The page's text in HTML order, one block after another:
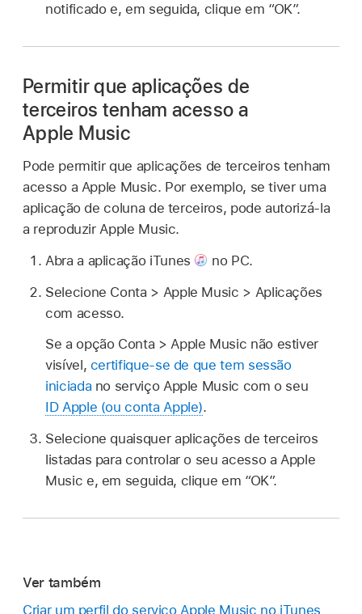
notificado e, em seguida, clique em “OK”.
Permitir que aplicações de
terceiros tenham acesso a
Apple Music
Pode permitir que aplicações de terceiros tenham
acesso a Apple Music. Por exemplo, se tiver uma
aplicação de coluna de terceiros, pode autorizá-la
a reproduzir Apple Music.
Abra a aplicação iTunes
no PC.
Selecione Conta > Apple Music > Aplicações
com acesso.
Se a opção Conta > Apple Music não estiver
visível, certifique-se de que tem sessão
iniciada no serviço Apple Music com o seu
ID Apple (ou conta Apple).
Selecione quaisquer aplicações de terceiros
listadas para controlar o seu acesso a Apple
Music e, em seguida, clique em “OK”.
Ver também
Criar um perfil do serviço Apple Music no iTunes